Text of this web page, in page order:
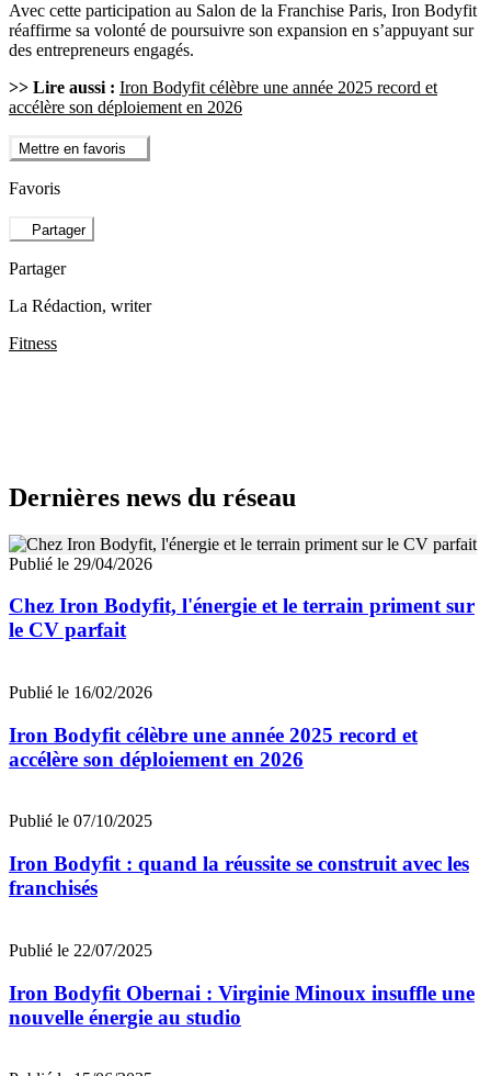
Avec cette participation au Salon de la Franchise Paris, Iron Bodyfit
réaffirme sa volonté de poursuivre son expansion en s’appuyant sur
des entrepreneurs engagés.
>> Lire aussi : Iron Bodyfit célèbre une année 2025 record et
accélère son déploiement en 2026
Mettre en favoris
Favoris
Partager
Partager
La Rédaction, writer
Fitness
Dernières news du réseau
Publié le 29/04/2026
Chez Iron Bodyfit, l'énergie et le terrain priment sur
le CV parfait
Publié le 16/02/2026
Iron Bodyfit célèbre une année 2025 record et
accélère son déploiement en 2026
Publié le 07/10/2025
Iron Bodyfit : quand la réussite se construit avec les
franchisés
Publié le 22/07/2025
Iron Bodyfit Obernai : Virginie Minoux insuffle une
nouvelle énergie au studio